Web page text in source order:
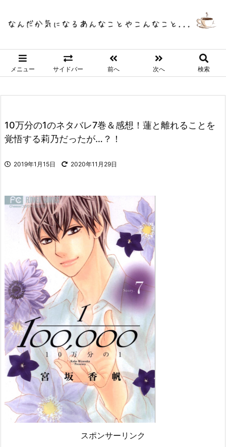
メニュー サイドバー 前へ 次へ 検索
10万分の1のネタバレ7巻＆感想！蓮と離れることを
覚悟する莉乃だったが…？！
2019年1月15日 2020年11月29日
スポンサーリンク